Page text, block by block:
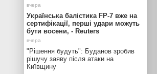
Українська балістика FP-7 вже на
сертифікації, перші удари можуть
бути восени, - Reuters
"Рішення будуть": Буданов зробив
рішучу заяву після атаки на
Київщину